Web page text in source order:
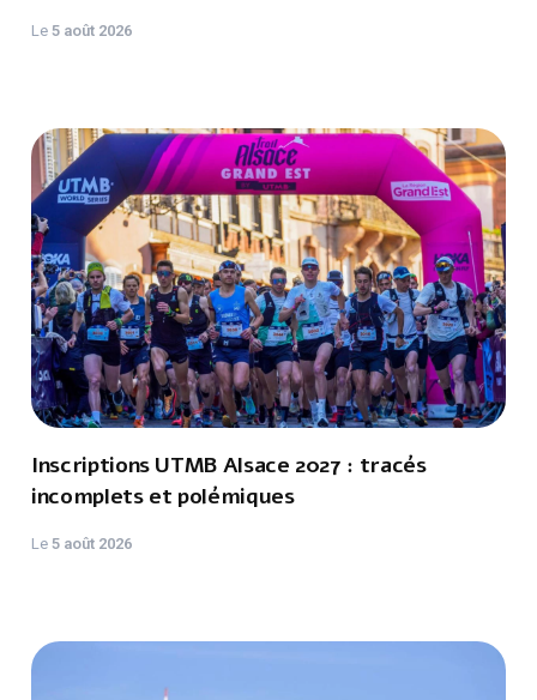
Le5 août 2026
Inscriptions UTMB Alsace 2027 : tracés
incomplets et polémiques
Le5 août 2026